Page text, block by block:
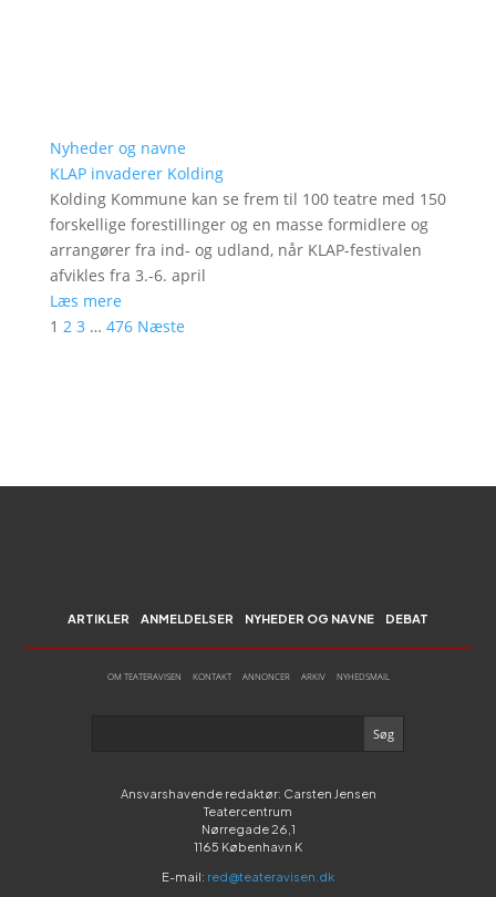
Nyheder og navne
KLAP invaderer Kolding
Kolding Kommune kan se frem til 100 teatre med 150
forskellige forestillinger og en masse formidlere og
arrangører fra ind- og udland, når KLAP-festivalen
afvikles fra 3.-6. april
Læs mere
1 2 3 … 476 Næste
ARTIKLER ANMELDELSER NYHEDER OG NAVNE DEBAT
OM TEATERAVISEN KONTAKT ANNONCER ARKIV NYHEDSMAIL
Ansvarshavende redaktør: Carsten Jensen
Teatercentrum
Nørregade 26,1
1165 København K
E-mail: red@teateravisen.dk